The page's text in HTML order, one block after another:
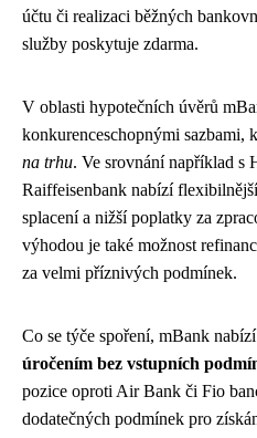
účtu či realizaci běžných
služby poskytuje zdarma.
V oblasti hypotečních úvěrů
konkurenceschopnými sazbami,
na trhu. Ve srovnání například s
Raiffeisenbank nabízí
splacení a nižší poplatky za
výhodou je také možnost
za velmi příznivých podmínek.
Co se týče spoření, mBank
úročením bez vstupních
pozice oproti Air Bank či Fio
dodatečných podmínek pro